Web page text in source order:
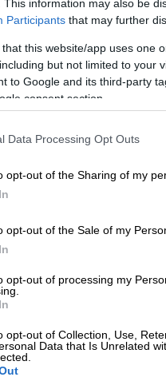
This information may also be
Participants that may further
that this website/app uses one
but not limited to your
to Google and its third-party
consent section.
Data Processing Opt Outs
opt-out of the Sharing of my
opt-out of the Sale of my
opt-out of processing my
opt-out of Collection, Use,
Data that Is Unrelated
και την
200 άτομα, μέλη
του δήμου.
μέλη του ΚΚΕ
που ήμουν
πόσα
είναι δυνατόν
Να φτάνει
Από που κι ως που;»,
που
τους.
- Δεν